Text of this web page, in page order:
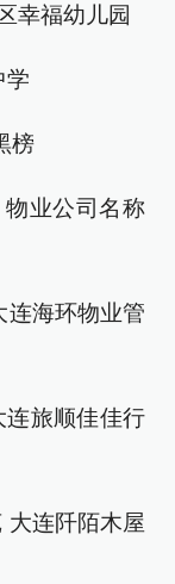
幸福幼儿园
学
榜
业公司名称
连海环物业管
连旅顺佳佳行
大连阡陌木屋